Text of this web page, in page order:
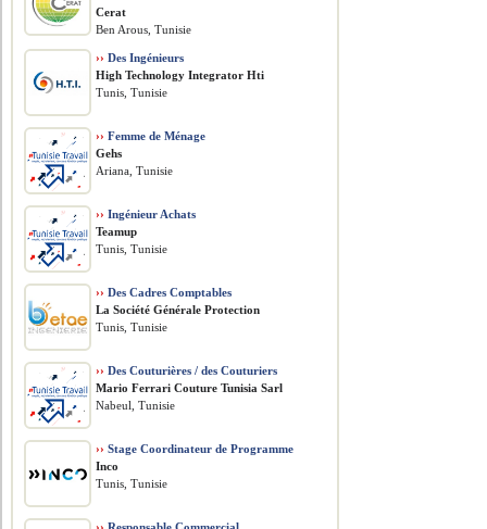
Cerat
Ben Arous, Tunisie
›› Des Ingénieurs
High Technology Integrator Hti
Tunis, Tunisie
›› Femme de Ménage
Gehs
Ariana, Tunisie
›› Ingénieur Achats
Teamup
Tunis, Tunisie
›› Des Cadres Comptables
La Société Générale Protection
Tunis, Tunisie
›› Des Couturières / des Couturiers
Mario Ferrari Couture Tunisia Sarl
Nabeul, Tunisie
›› Stage Coordinateur de Programme
Inco
Tunis, Tunisie